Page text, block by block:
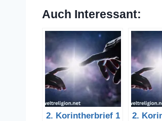
Auch Interessant:
2. Korintherbrief 1
2.